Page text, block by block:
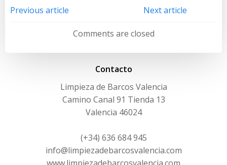
Navegación
Previous article
Navegación
de
entradas
Next article
Comments are closed
Contacto
Limpieza de Barcos Valencia
Camino Canal 91 Tienda 13
Valencia 46024
(+34) 636 684 945
info@limpiezadebarcosvalencia.com